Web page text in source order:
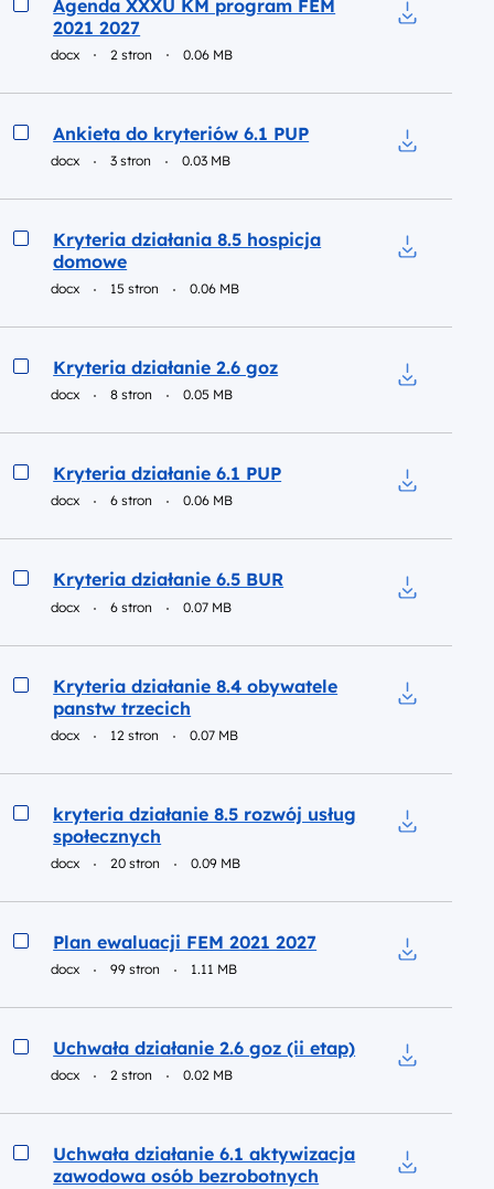
Agenda XXXU KM program FEM
2021 2027
docx 2 stron 0.06 MB
Podgląd
Ankieta do kryteriów 6.1 PUP
docx 3 stron 0.03 MB
Podgląd
Kryteria działania 8.5 hospicja
domowe
docx 15 stron 0.06 MB
Podgląd
Kryteria działanie 2.6 goz
docx 8 stron 0.05 MB
Podgląd
Kryteria działanie 6.1 PUP
docx 6 stron 0.06 MB
Podgląd
Kryteria działanie 6.5 BUR
docx 6 stron 0.07 MB
Podgląd
Kryteria działanie 8.4 obywatele
panstw trzecich
docx 12 stron 0.07 MB
Podgląd
kryteria działanie 8.5 rozwój usług
społecznych
docx 20 stron 0.09 MB
Podgląd
Plan ewaluacji FEM 2021 2027
docx 99 stron 1.11 MB
Podgląd
Uchwała działanie 2.6 goz (ii etap)
docx 2 stron 0.02 MB
Podgląd
Uchwała działanie 6.1 aktywizacja
zawodowa osób bezrobotnych